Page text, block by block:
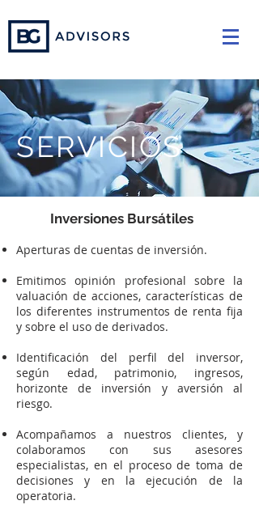
SERVICIOS
Inversiones Bursátiles
Aperturas de cuentas de inversión.
Emitimos opinión profesional sobre la
valuación de acciones, características de
los diferentes instrumentos de renta fija
y sobre el uso de derivados.
Identificación del perfil del inversor,
según edad, patrimonio, ingresos,
horizonte de inversión y aversión al
riesgo.
Acompañamos a nuestros clientes, y
colaboramos con sus asesores
especialistas, en el proceso de toma de
decisiones y en la ejecución de la
operatoria.